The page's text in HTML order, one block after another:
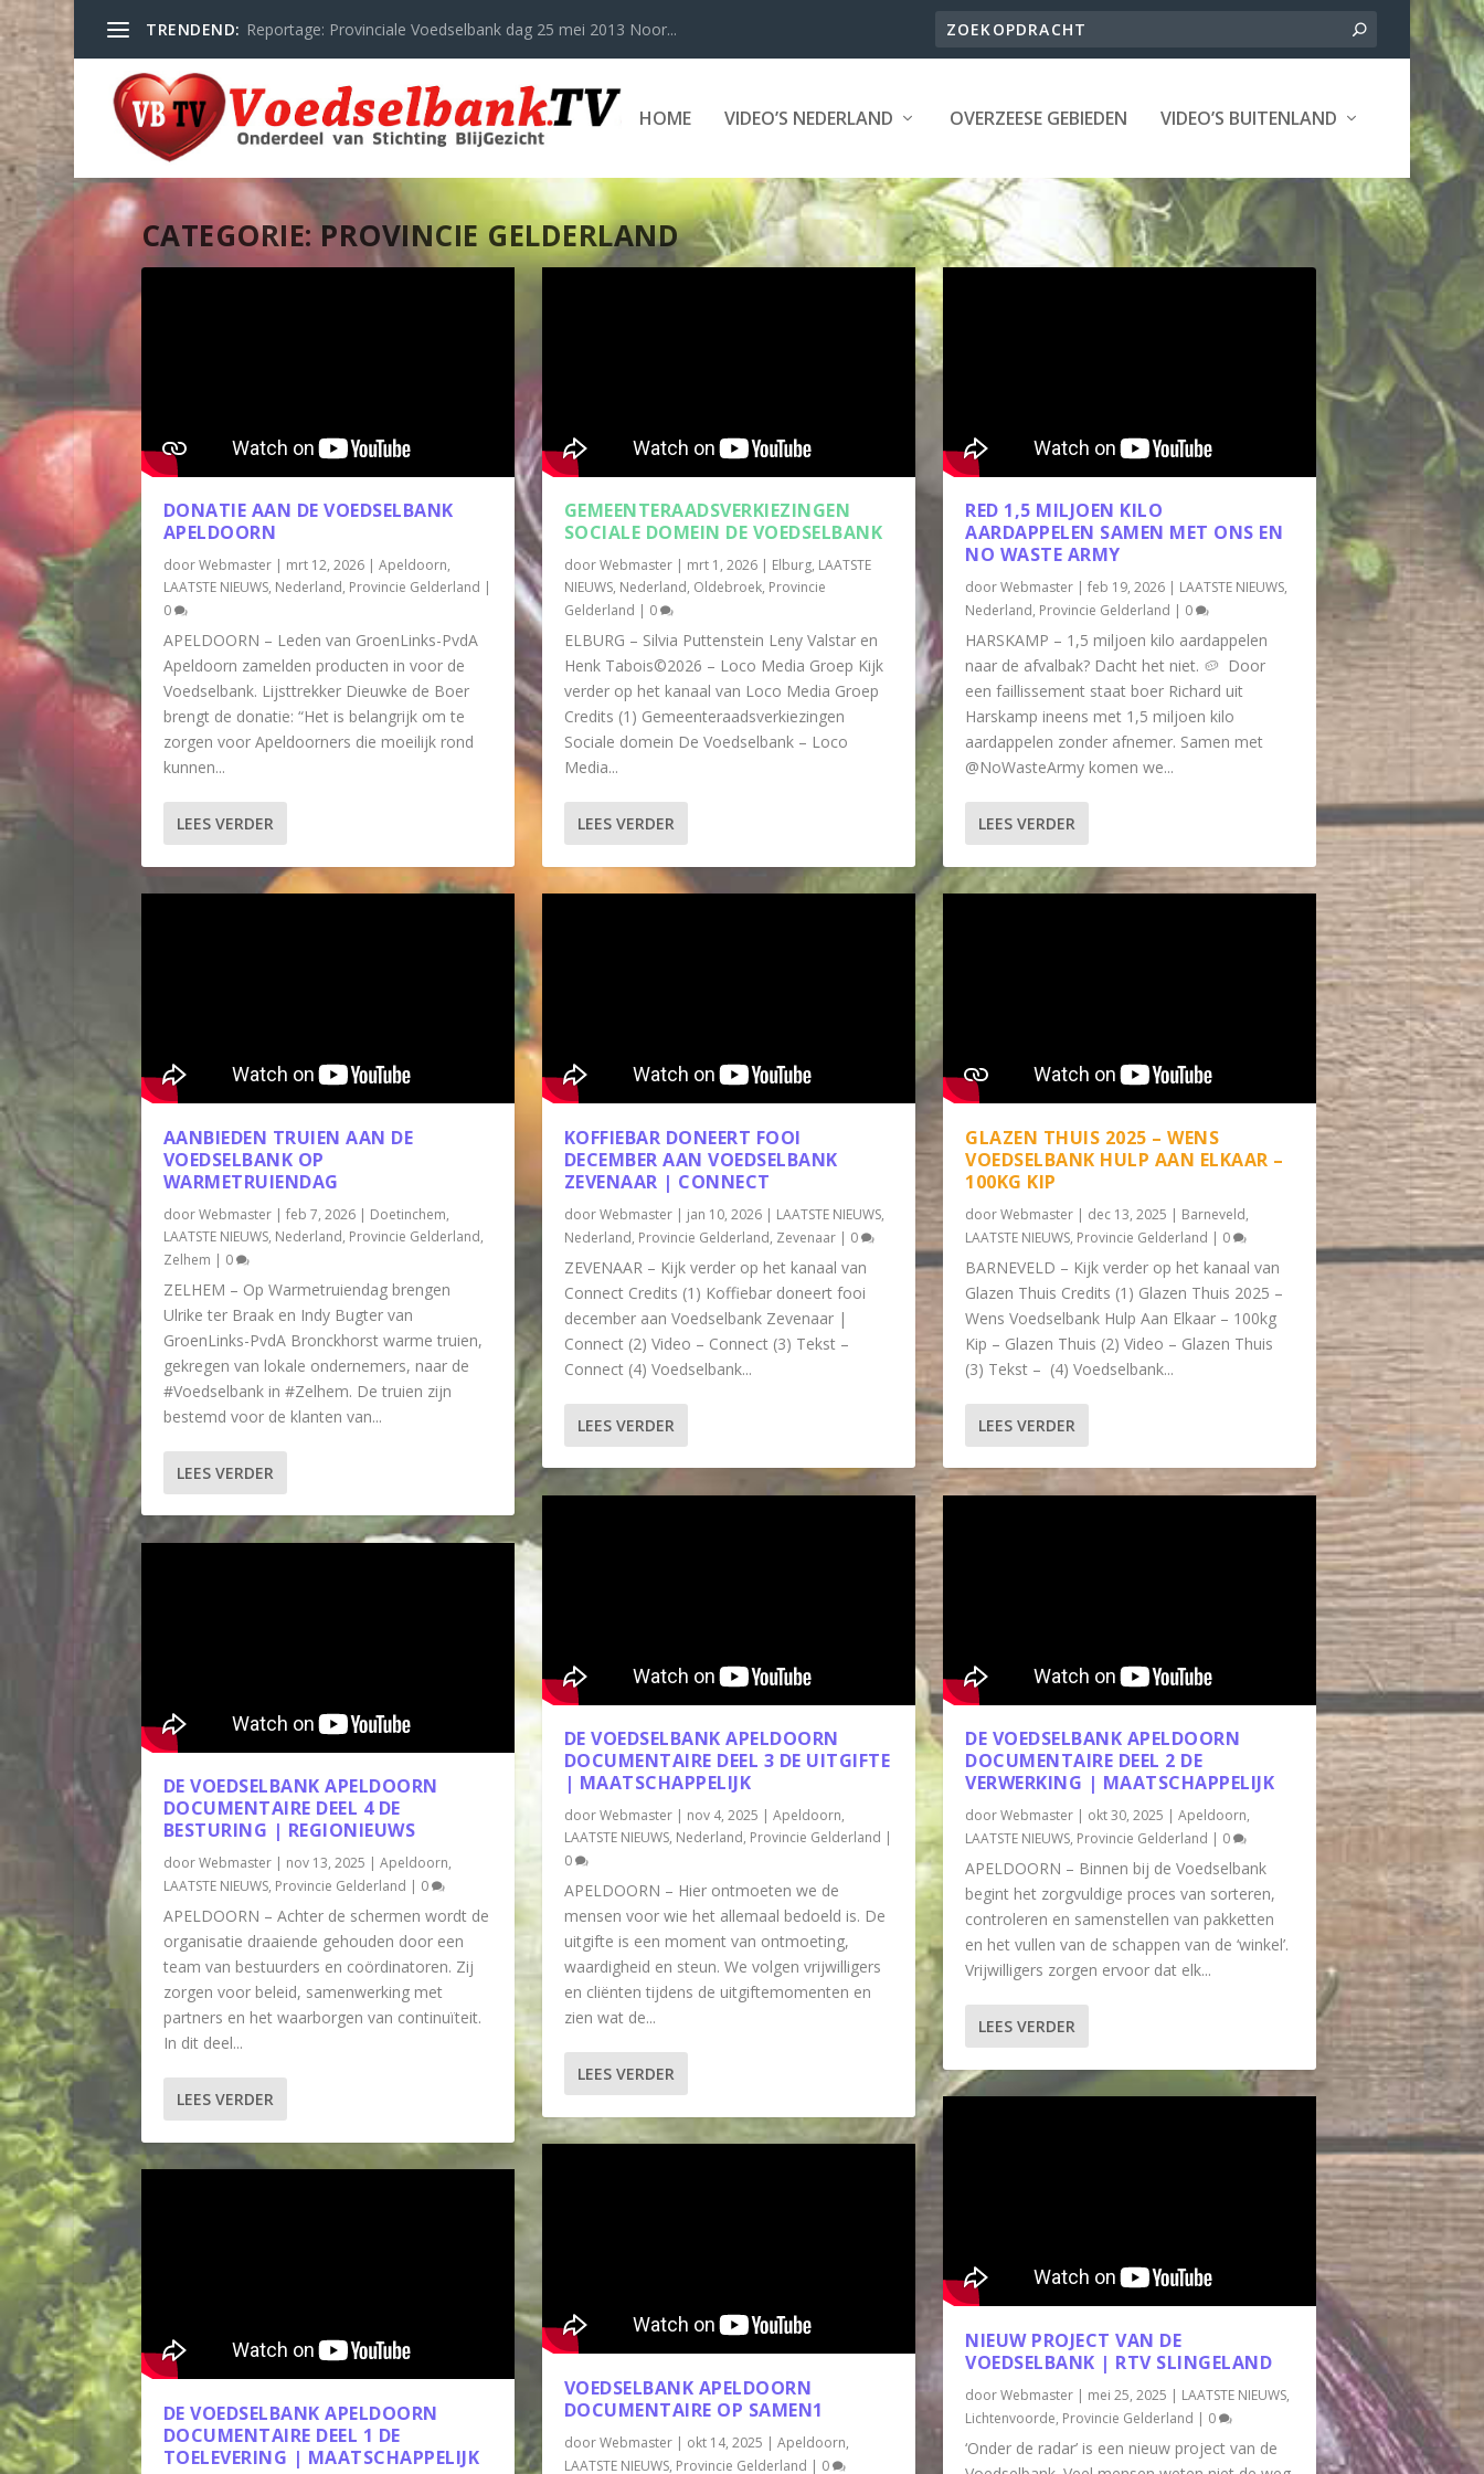
TRENDEND: Reportage: Provinciale Voedselbank dag 25 mei 2013 Noor...
HOME VIDEO’S NEDERLAND OVERZEESE GEBIEDEN VIDEO’S BUITENLAND
CATEGORIE:PROVINCIE GELDERLAND
DONATIE AAN DE VOEDSELBANK
APELDOORN
doorWebmaster| mrt 12, 2026| Apeldoorn,
LAATSTE NIEUWS, Nederland, Provincie Gelderland |
0
APELDOORN – Leden van GroenLinks-PvdA
Apeldoorn zamelden producten in voor de
Voedselbank. Lijsttrekker Dieuwke de Boer
brengt de donatie: “Het is belangrijk om te
zorgen voor Apeldoorners die moeilijk rond
kunnen...
LEES VERDER
AANBIEDEN TRUIEN AAN DE
VOEDSELBANK OP
WARMETRUIENDAG
doorWebmaster| feb 7, 2026| Doetinchem,
LAATSTE NIEUWS, Nederland, Provincie Gelderland,
Zelhem | 0
ZELHEM – Op Warmetruiendag brengen
Ulrike ter Braak en Indy Bugter van
GroenLinks-PvdA Bronckhorst warme truien,
gekregen van lokale ondernemers, naar de
#Voedselbank in #Zelhem. De truien zijn
bestemd voor de klanten van...
LEES VERDER
DE VOEDSELBANK APELDOORN
DOCUMENTAIRE DEEL 4 DE
BESTURING | REGIONIEUWS
doorWebmaster| nov 13, 2025 | Apeldoorn,
LAATSTE NIEUWS, Provincie Gelderland | 0
APELDOORN – Achter de schermen wordt de
organisatie draaiende gehouden door een
team van bestuurders en coördinatoren. Zij
zorgen voor beleid, samenwerking met
partners en het waarborgen van continuïteit.
In dit deel...
LEES VERDER
DE VOEDSELBANK APELDOORN
DOCUMENTAIRE DEEL 1 DE
TOELEVERING | MAATSCHAPPELIJK
GEMEENTERAADSVERKIEZINGEN
SOCIALE DOMEIN DE VOEDSELBANK
doorWebmaster| mrt 1, 2026| Elburg, LAATSTE
NIEUWS, Nederland, Oldebroek, Provincie
Gelderland | 0
ELBURG – Silvia Puttenstein Leny Valstar en
Henk Tabois©2026 – Loco Media Groep Kijk
verder op het kanaal van Loco Media Groep
Credits (1) Gemeenteraadsverkiezingen
Sociale domein De Voedselbank – Loco
Media...
LEES VERDER
KOFFIEBAR DONEERT FOOI
DECEMBER AAN VOEDSELBANK
ZEVENAAR | CONNECT
doorWebmaster| jan 10, 2026| LAATSTE NIEUWS,
Nederland, Provincie Gelderland, Zevenaar| 0
ZEVENAAR – Kijk verder op het kanaal van
Connect Credits (1) Koffiebar doneert fooi
december aan Voedselbank Zevenaar |
Connect (2) Video – Connect (3) Tekst –
Connect (4) Voedselbank...
LEES VERDER
DE VOEDSELBANK APELDOORN
DOCUMENTAIRE DEEL 3 DE UITGIFTE
| MAATSCHAPPELIJK
doorWebmaster| nov 4, 2025 | Apeldoorn,
LAATSTE NIEUWS, Nederland, Provincie Gelderland |
0
APELDOORN – Hier ontmoeten we de
mensen voor wie het allemaal bedoeld is. De
uitgifte is een moment van ontmoeting,
waardigheid en steun. We volgen vrijwilligers
en cliënten tijdens de uitgiftemomenten en
zien wat de...
LEES VERDER
VOEDSELBANK APELDOORN
DOCUMENTAIRE OP SAMEN1
doorWebmaster| okt 14, 2025 | Apeldoorn,
LAATSTE NIEUWS, Provincie Gelderland | 0
RED 1,5 MILJOEN KILO
AARDAPPELEN SAMEN MET ONS EN
NO WASTE ARMY
doorWebmaster |feb 19, 2026 | LAATSTE NIEUWS,
Nederland, Provincie Gelderland | 0
HARSKAMP – 1,5 miljoen kilo aardappelen
naar de afvalbak? Dacht het niet. 🥔⁠ ⁠ Door
een faillissement staat boer Richard uit
Harskamp ineens met 1,5 miljoen kilo
aardappelen zonder afnemer. Samen met
@NoWasteArmy komen we...
LEES VERDER
GLAZEN THUIS 2025 – WENS
VOEDSELBANK HULP AAN ELKAAR –
100KG KIP
doorWebmaster | dec 13, 2025 | Barneveld,
LAATSTE NIEUWS, Provincie Gelderland | 0
BARNEVELD – Kijk verder op het kanaal van
Glazen Thuis Credits (1) Glazen Thuis 2025 –
Wens Voedselbank Hulp Aan Elkaar – 100kg
Kip – Glazen Thuis (2) Video – Glazen Thuis
(3) Tekst – (4) Voedselbank...
LEES VERDER
DE VOEDSELBANK APELDOORN
DOCUMENTAIRE DEEL 2 DE
VERWERKING | MAATSCHAPPELIJK
doorWebmaster | okt 30, 2025 |Apeldoorn,
LAATSTE NIEUWS, Provincie Gelderland | 0
APELDOORN – Binnen bij de Voedselbank
begint het zorgvuldige proces van sorteren,
controleren en samenstellen van pakketten
en het vullen van de schappen van de ‘winkel’.
Vrijwilligers zorgen ervoor dat elk...
LEES VERDER
NIEUW PROJECT VAN DE
VOEDSELBANK | RTV SLINGELAND
doorWebmaster | mei 25, 2025 | LAATSTE NIEUWS,
Lichtenvoorde, Provincie Gelderland | 0
‘Onder de radar’ is een nieuw project van de